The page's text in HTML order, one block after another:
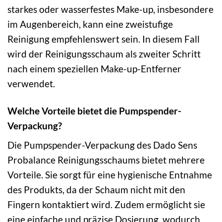
starkes oder wasserfestes Make-up, insbesondere
im Augenbereich, kann eine zweistufige
Reinigung empfehlenswert sein. In diesem Fall
wird der Reinigungsschaum als zweiter Schritt
nach einem speziellen Make-up-Entferner
verwendet.
Welche Vorteile bietet die Pumpspender-
Verpackung?
Die Pumpspender-Verpackung des Dado Sens
Probalance Reinigungsschaums bietet mehrere
Vorteile. Sie sorgt für eine hygienische Entnahme
des Produkts, da der Schaum nicht mit den
Fingern kontaktiert wird. Zudem ermöglicht sie
eine einfache und präzise Dosierung, wodurch